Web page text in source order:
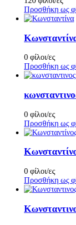
Προσθήκη ως
0 φίλοι/ες
Προσθήκη ως
0 φίλοι/ες
Προσθήκη ως
0 φίλοι/ες
Προσθήκη ως